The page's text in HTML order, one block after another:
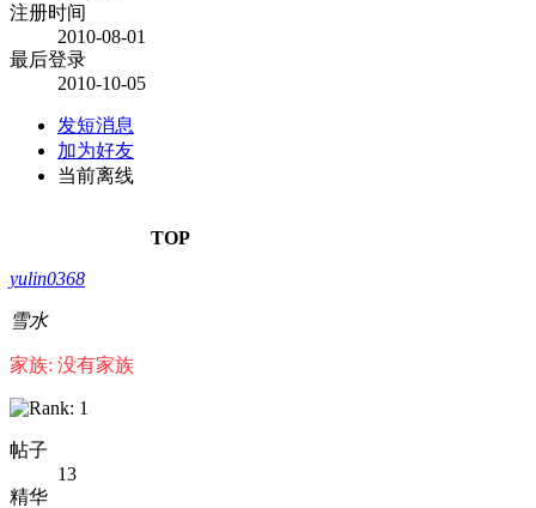
注册时间
2010-08-01
最后登录
2010-10-05
发短消息
加为好友
当前离线
TOP
yulin0368
雪水
家族: 没有家族
帖子
13
精华